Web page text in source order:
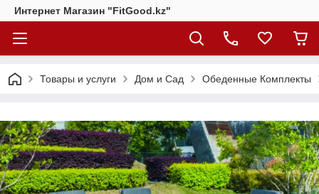
Интернет Магазин "FitGood.kz"
Товары и услуги Дом и Сад Обеденные Комплекты